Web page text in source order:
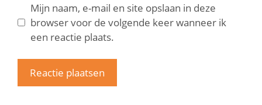
Mijn naam, e-mail en site opslaan in deze
browser voor de volgende keer wanneer ik
een reactie plaats.